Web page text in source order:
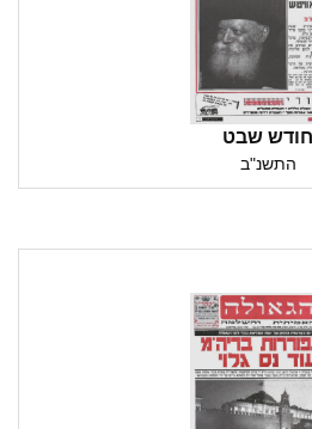
חודש שבט
התשנ"ב